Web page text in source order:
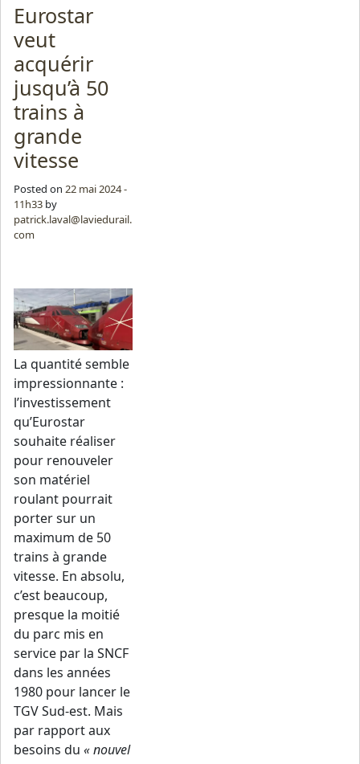
Eurostar
veut
acquérir
jusqu’à 50
trains à
grande
vitesse
Posted on 22 mai 2024 -
11h33 by
patrick.laval@laviedurail.
com
La quantité semble
impressionnante :
l’investissement
qu’Eurostar
souhaite réaliser
pour renouveler
son matériel
roulant pourrait
porter sur un
maximum de 50
trains à grande
vitesse. En absolu,
c’est beaucoup,
presque la moitié
du parc mis en
service par la SNCF
dans les années
1980 pour lancer le
TGV Sud-est. Mais
par rapport aux
besoins du « nouvel